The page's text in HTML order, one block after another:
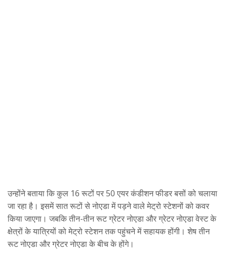
उन्होंने बताया कि कुल 16 रूटों पर 50 एयर कंडीशन फीडर बसों को चलाया
जा रहा है। इसमें सात रूटों से नोएडा में पड़ने वाले मेट्रो स्टेशनों को कवर
किया जाएगा। जबकि तीन-तीन रूट ग्रेटर नोएडा और ग्रेटर नोएडा वेस्ट के
क्षेत्रों के यात्रियों को मेट्रो स्टेशन तक पहुंचने में सहायक होंगी। शेष तीन
रूट नोएडा और ग्रेटर नोएडा के बीच के होंगे।